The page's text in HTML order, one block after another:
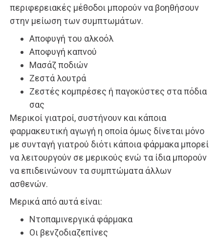
περιφερειακές μέθοδοι μπορούν να βοηθήσουν
στην μείωση των συμπτωμάτων.
Αποφυγή του αλκοόλ
Αποφυγή καπνού
Μασάζ ποδιών
Ζεστά λουτρά
Ζεστές κομπρέσες ή παγοκύστες στα πόδια
σας
Μερικοί γιατροί, συστήνουν και κάποια
φαρμακευτική αγωγή η οποία όμως δίνεται μόνο
με συνταγή γιατρού διότι κάποια φάρμακα μπορεί
να λειτουργούν σε μερικούς ενώ τα ίδια μπορούν
να επιδεινώνουν τα συμπτώματα άλλων
ασθενών.
Μερικά από αυτά είναι:
Ντοπαμινεργικά φάρμακα
Οι βενζοδιαζεπίνες